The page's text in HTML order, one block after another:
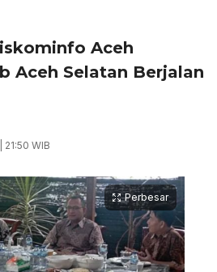
Aceh
Aceh Selatan Berjalan
21:50 WIB
Perbesar